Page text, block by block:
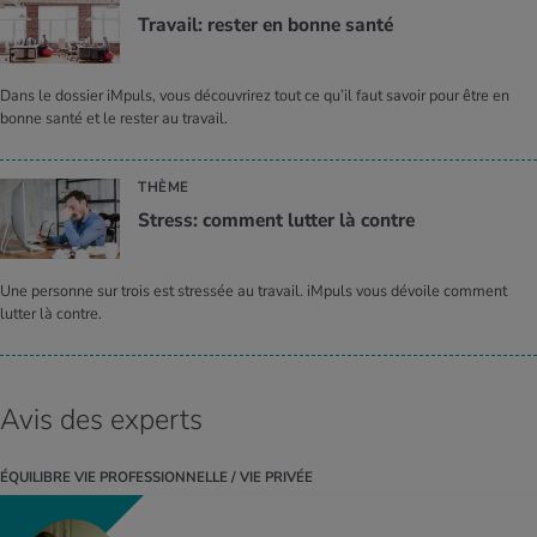
Tra­vail: res­ter en bonne santé
Dans le dossier iMpuls, vous découvrirez tout ce qu’il faut savoir pour être en
bonne santé et le rester au travail.
THÈME
Stress: com­ment lut­ter là contre
Une personne sur trois est stressée au travail. iMpuls vous dévoile comment
lutter là contre.
Avis des experts
ÉQUILIBRE VIE PROFESSIONNELLE / VIE PRIVÉE